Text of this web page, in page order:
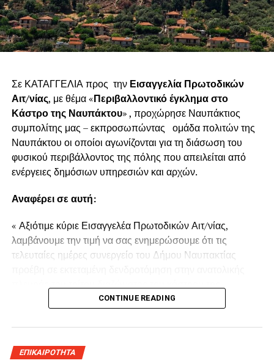
Σε ΚΑΤΑΓΓΕΛΙΑ προς την Εισαγγελία Πρωτοδικών
Αιτ/νίας, με θέμα «Περιβαλλοντικό έγκλημα στο
Κάστρο της Ναυπάκτου» , προχώρησε Ναυπάκτιος
συμπολίτης μας – εκπροσωπώντας ομάδα πολιτών της
Ναυπάκτου οι οποίοι αγωνίζονται για τη διάσωση του
φυσικού περιβάλλοντος της πόλης που απειλείται από
ενέργειες δημόσιων υπηρεσιών και αρχών.
Αναφέρει σε αυτή:
« Αξιότιμε κύριε Εισαγγελέα Πρωτοδικών Αιτ/νίας,
λαμβάνουμε την τιμή να σας ενημερώσουμε ότι τις
τελευταίες ημέρες συνεργείο του Δήμου Ναυπακτίας
Ναυπάκτου πάνω από τη Ντάπια Τσαούς.
Παρόμοια ενέργεια πραγματοποιήθηκε και το Καλοκαίρι
αντίδραση των κατοίκων του παραδοσιακού οικισμού της
CONTINUE READING
ΕΠΙΚΑΙΡΟΤΗΤΑ